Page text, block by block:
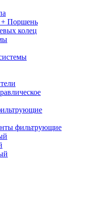
+ Поршень
колец
фильтрующие